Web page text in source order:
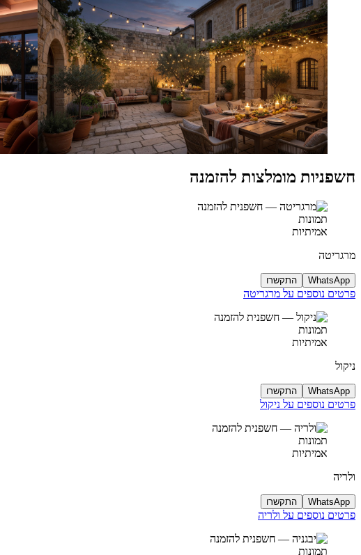
חשפניות מומלצות להזמנה
תמונות
אמיתיות
מרגריטה
WhatsApp התקשרו
פרטים נוספים על מרגריטה
תמונות
אמיתיות
ניקול
WhatsApp התקשרו
פרטים נוספים על ניקול
תמונות
אמיתיות
ולריה
WhatsApp התקשרו
פרטים נוספים על ולריה
תמונות